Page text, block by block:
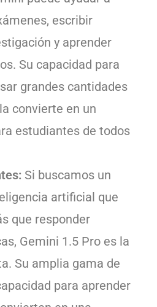
escribir
y aprender
Su capacidad para
grandes cantidades
convierte en un
estudiantes de todos
Si buscamos un
artificial que
que responder
Gemini 1.5 Pro es la
Su amplia gama de
para aprender